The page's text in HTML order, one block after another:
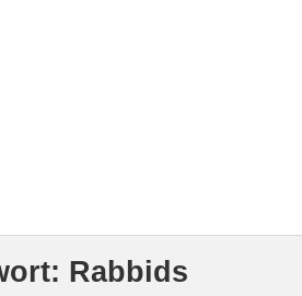
Rabbids